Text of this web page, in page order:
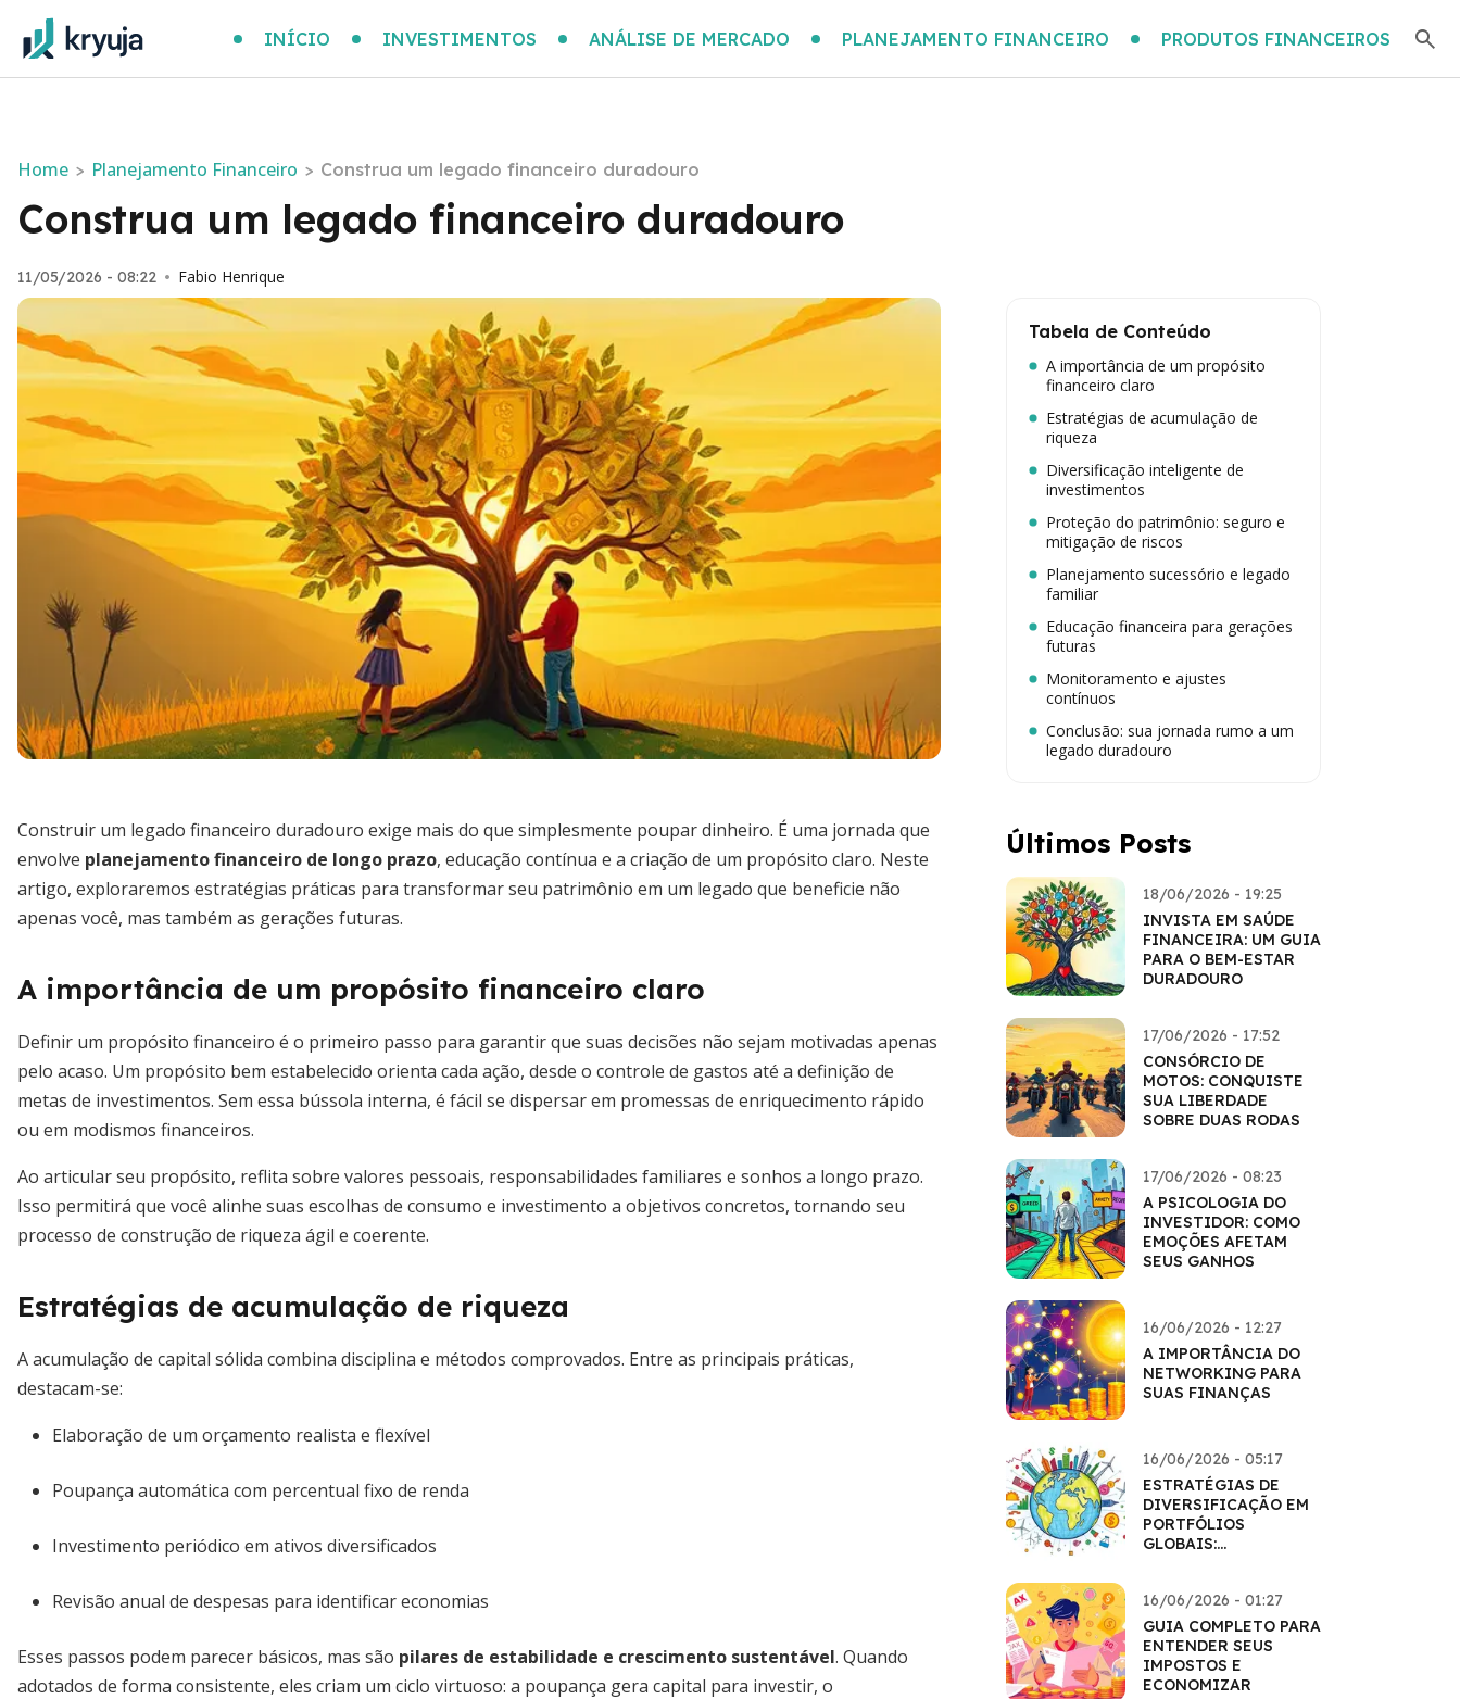
INÍCIO INVESTIMENTOS ANÁLISE DE MERCADO PLANEJAMENTO FINANCEIRO PRODUTOS FINANCEIROS
Home > Planejamento Financeiro > Construa um legado financeiro duradouro
Construa um legado financeiro duradouro
11/05/2026 - 08:22 • Fabio Henrique
Construir um legado financeiro duradouro exige mais do que simplesmente poupar dinheiro. É uma jornada que
envolve planejamento financeiro de longo prazo, educação contínua e a criação de um propósito claro. Neste
artigo, exploraremos estratégias práticas para transformar seu patrimônio em um legado que beneficie não
apenas você, mas também as gerações futuras.
A importância de um propósito financeiro claro
Definir um propósito financeiro é o primeiro passo para garantir que suas decisões não sejam motivadas apenas
pelo acaso. Um propósito bem estabelecido orienta cada ação, desde o controle de gastos até a definição de
metas de investimentos. Sem essa bússola interna, é fácil se dispersar em promessas de enriquecimento rápido
ou em modismos financeiros.
Ao articular seu propósito, reflita sobre valores pessoais, responsabilidades familiares e sonhos a longo prazo.
Isso permitirá que você alinhe suas escolhas de consumo e investimento a objetivos concretos, tornando seu
processo de construção de riqueza ágil e coerente.
Estratégias de acumulação de riqueza
A acumulação de capital sólida combina disciplina e métodos comprovados. Entre as principais práticas,
destacam-se:
Elaboração de um orçamento realista e flexível
Poupança automática com percentual fixo de renda
Investimento periódico em ativos diversificados
Revisão anual de despesas para identificar economias
Esses passos podem parecer básicos, mas são pilares de estabilidade e crescimento sustentável. Quando
adotados de forma consistente, eles criam um ciclo virtuoso: a poupança gera capital para investir, o
Tabela de Conteúdo
A importância de um propósito
financeiro claro
Estratégias de acumulação de
riqueza
Diversificação inteligente de
investimentos
Proteção do patrimônio: seguro e
mitigação de riscos
Planejamento sucessório e legado
familiar
Educação financeira para gerações
futuras
Monitoramento e ajustes
contínuos
Conclusão: sua jornada rumo a um
legado duradouro
Últimos Posts
18/06/2026 - 19:25
INVISTA EM SAÚDE
FINANCEIRA: UM GUIA
PARA O BEM-ESTAR
DURADOURO
17/06/2026 - 17:52
CONSÓRCIO DE
MOTOS: CONQUISTE
SUA LIBERDADE
SOBRE DUAS RODAS
17/06/2026 - 08:23
A PSICOLOGIA DO
INVESTIDOR: COMO
EMOÇÕES AFETAM
SEUS GANHOS
16/06/2026 - 12:27
A IMPORTÂNCIA DO
NETWORKING PARA
SUAS FINANÇAS
16/06/2026 - 05:17
ESTRATÉGIAS DE
DIVERSIFICAÇÃO EM
PORTFÓLIOS
GLOBAIS:
16/06/2026 - 01:27
GUIA COMPLETO PARA
ENTENDER SEUS
IMPOSTOS E
ECONOMIZAR